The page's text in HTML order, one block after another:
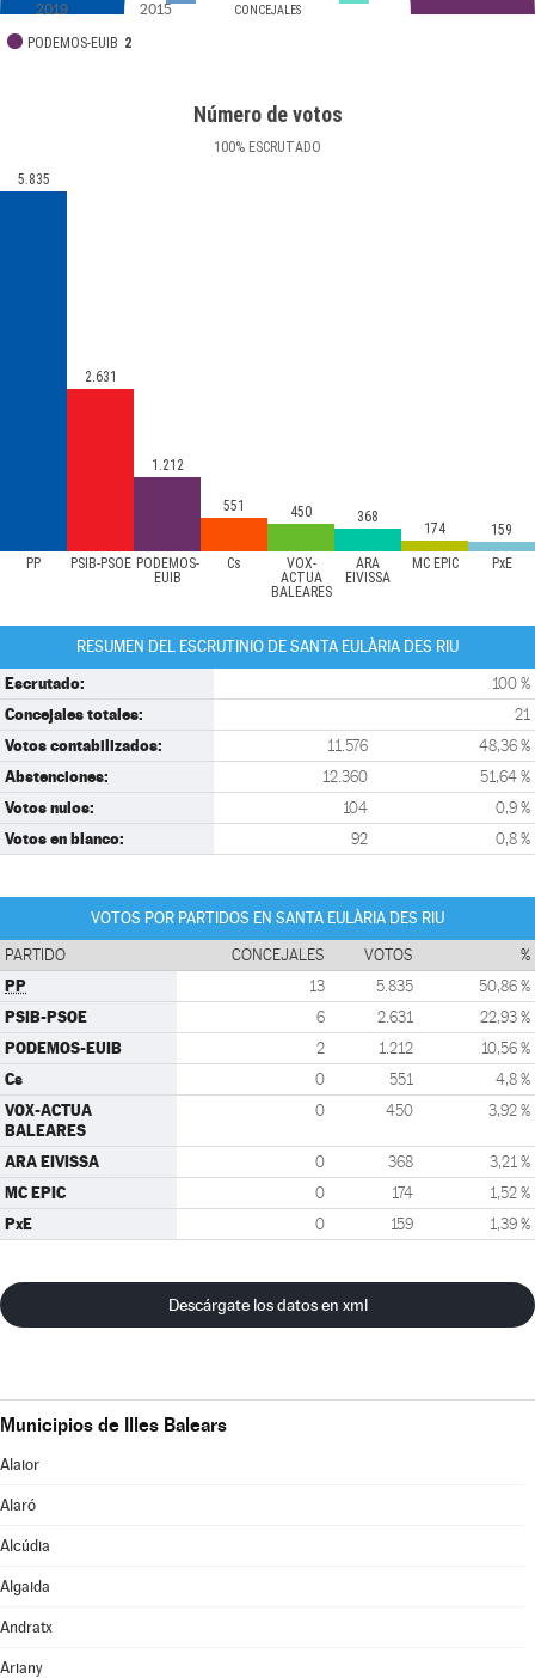
CONCEJALES
PODEMOS-EUIB 2
2019 2015
Número de votos
100% ESCRUTADO
PP PSIB-PSOE PODEMOS-
EUIB
Cs
VOX-
ACTUA
BALEARES
ARA
EIVISSA
MC EPIC PxE
5.835
2.631
1.212
551 450 368
174 159
RESUMEN DEL ESCRUTINIO DE SANTA EULÀRIA DES RIU
Escrutado: 100 %
Concejales totales: 21
Votos contabilizados: 11.576 48,36 %
Abstenciones: 12.360 51,64 %
Votos nulos: 104 0,9 %
Votos en blanco: 92 0,8 %
VOTOS POR PARTIDOS EN SANTA EULÀRIA DES RIU
PARTIDO CONCEJALES VOTOS %
PP 13 5.835 50,86 %
PSIB-PSOE 6 2.631 22,93 %
PODEMOS-EUIB 2 1.212 10,56 %
Cs 0 551 4,8 %
VOX-ACTUA
BALEARES
0 450 3,92 %
ARA EIVISSA 0 368 3,21 %
MC EPIC 0 174 1,52 %
PxE 0 159 1,39 %
Descárgate los datos en xml
Municipios de Illes Balears
Alaior
Alaró
Alcúdia
Algaida
Andratx
Ariany